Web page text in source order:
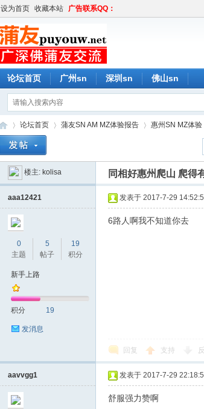
设为首页 收藏本站 广告联系QQ：
论坛首页 广州sn 深圳sn 佛山sn
»
论坛首页
›
蒲友SN AM MZ体验报告
›
惠州SN MZ体验
›
楼主: kolisa 同相好惠州爬山 爬得
aaa12421
0
主题
5
帖子
19
积分
新手上路
积分 19
发消息
发表于 2017-7-29
6路人啊我不知道你去
回复 支持
aavvgg1 发表于 2017-7-29
舒服强力赞啊